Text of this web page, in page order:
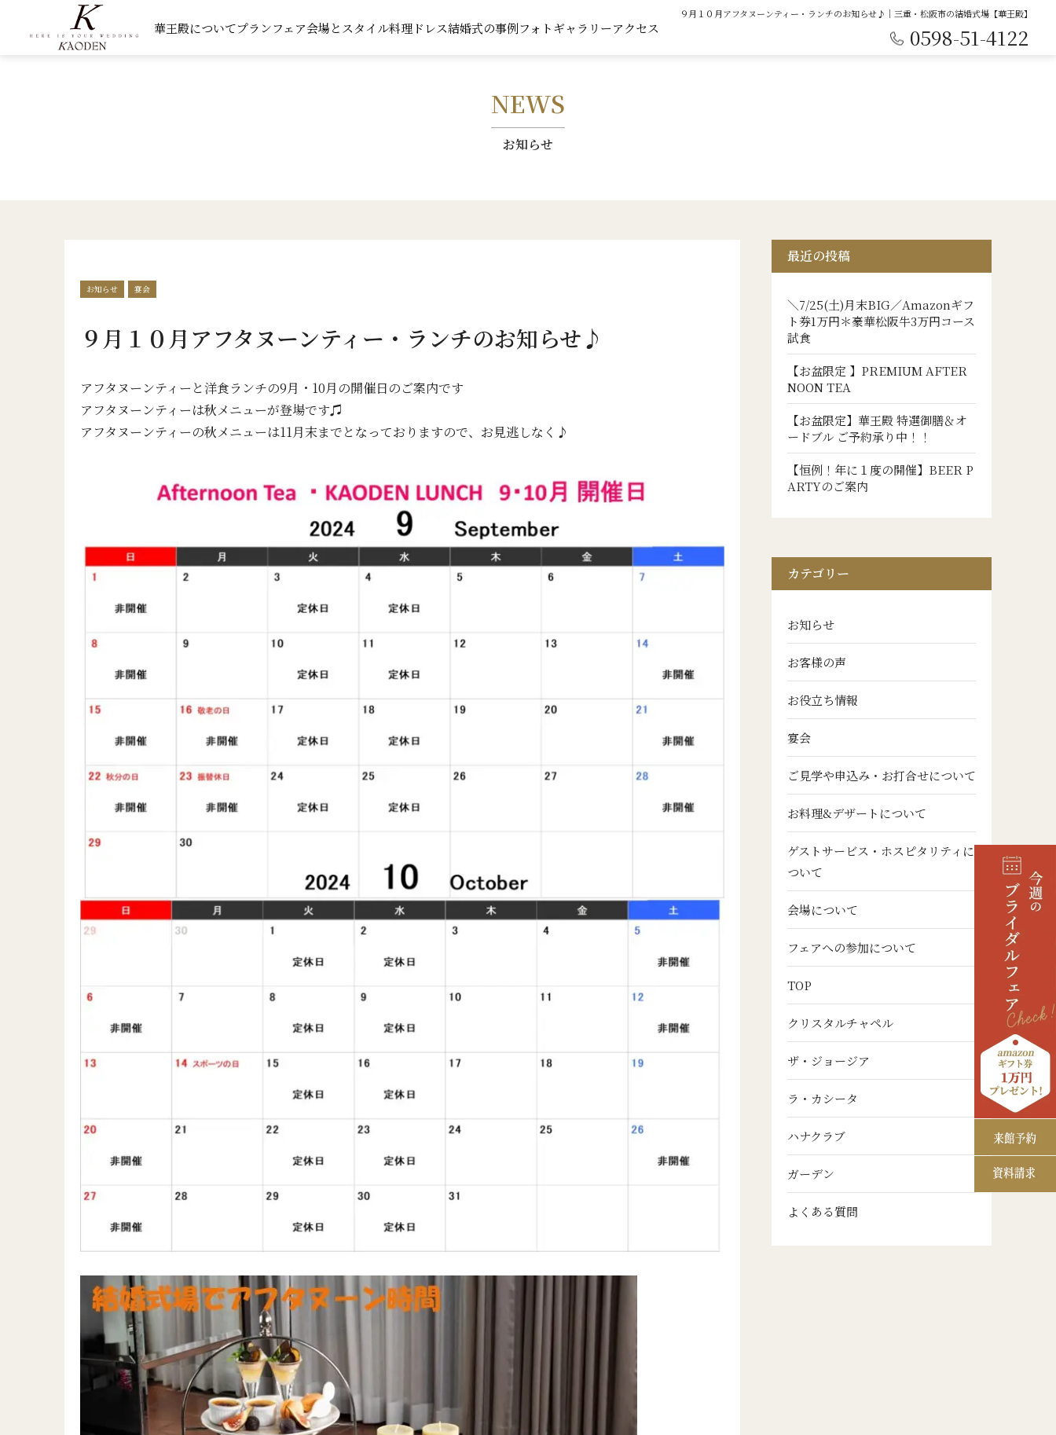
華王殿についてプランフェア会場とスタイル料理ドレス結婚式の事例フォトギャラリーアクセス
９月１０月アフタヌーンティー・ランチのお知らせ♪｜三重・松阪市の結婚式場【華王殿】
0598-51-4122
NEWS
お知らせ
お知らせ 宴会
９月１０月アフタヌーンティー・ランチのお知らせ♪
アフタヌーンティーと洋食ランチの9月・10月の開催日のご案内です
アフタヌーンティーは秋メニューが登場です♫
アフタヌーンティーの秋メニューは11月末までとなっておりますので、お見逃しなく♪
最近の投稿
＼7/25(土)月末BIG／Amazonギフ
ト券1万円＊豪華松阪牛3万円コース
試食
【お盆限定 】PREMIUM AFTER
NOON TEA
【お盆限定】華王殿 特選御膳＆オ
ードブル ご予約承り中！！
【恒例！年に１度の開催】BEER P
ARTYのご案内
カテゴリー
お知らせ
お客様の声
お役立ち情報
宴会
ご見学や申込み・お打合せについて
お料理&デザートについて
ゲストサービス・ホスピタリティに
ついて
会場について
フェアへの参加について
TOP
クリスタルチャペル
ザ・ジョージア
ラ・カシータ
ハナクラブ
ガーデン
よくある質問